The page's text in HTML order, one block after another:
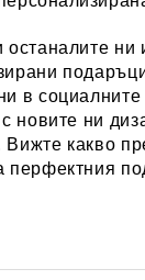
останалите ни
в
новите ни
какво
перфектния